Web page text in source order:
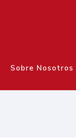
Sobre Nosotros